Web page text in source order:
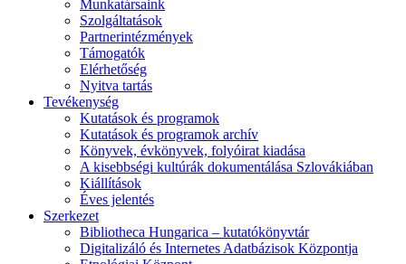
Munkatársaink
Szolgáltatások
Partnerintézmények
Támogatók
Elérhetőség
Nyitva tartás
Tevékenység
Kutatások és programok
Kutatások és programok archív
Könyvek, évkönyvek, folyóirat kiadása
A kisebbségi kultúrák dokumentálása Szlovákiában
Kiállítások
Éves jelentés
Szerkezet
Bibliotheca Hungarica – kutatókönyvtár
Digitalizáló és Internetes Adatbázisok Központja